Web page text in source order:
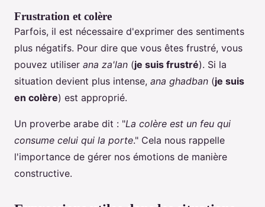
Frustration et colère
Parfois, il est nécessaire d'exprimer des sentiments
plus négatifs. Pour dire que vous êtes frustré, vous
pouvez utiliser ana za'lan (je suis frustré). Si la
situation devient plus intense, ana ghadban (je suis
en colère) est approprié.
Un proverbe arabe dit : "La colère est un feu qui
consume celui qui la porte." Cela nous rappelle
l'importance de gérer nos émotions de manière
constructive.